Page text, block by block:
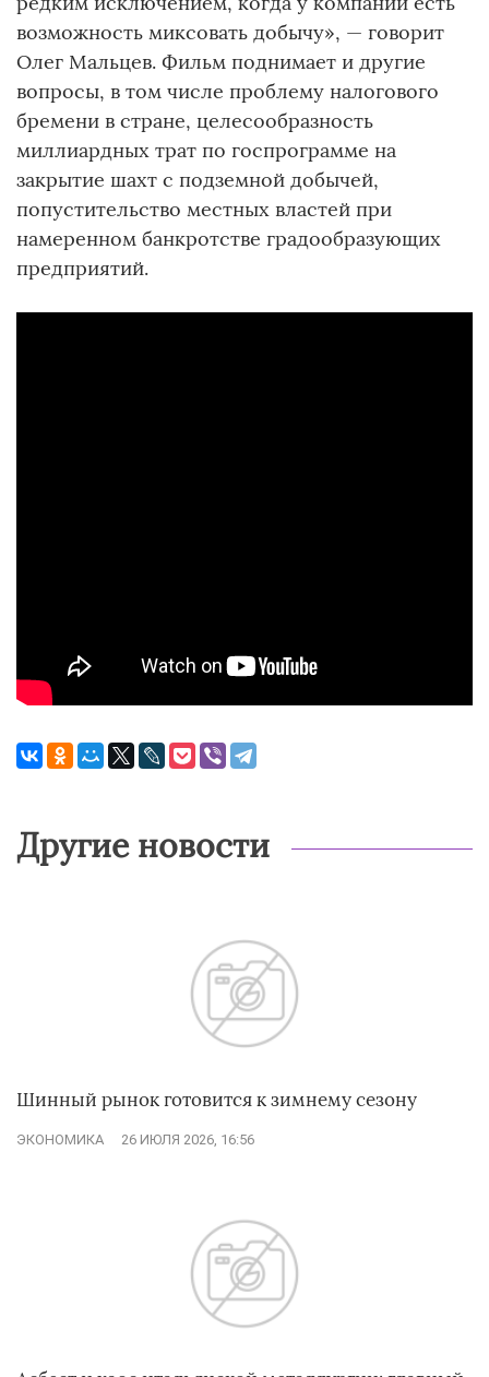
возможность миксовать добычу», — говорит
Олег Мальцев. Фильм поднимает и другие
вопросы, в том числе проблему налогового
бремени в стране, целесообразность
миллиардных трат по госпрограмме на
закрытие шахт с подземной добычей,
попустительство местных властей при
намеренном банкротстве градообразующих
предприятий.
Другие новости
Шинный рынок готовится к зимнему сезону
ЭКОНОМИКА 26 ИЮЛЯ 2026, 16:56